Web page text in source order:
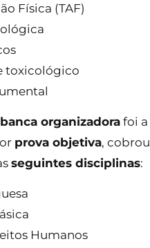
Física (TAF)
toxicológico
banca organizadorafoi a
prova objetiva, cobrou
seguintes disciplinas:
Humanos